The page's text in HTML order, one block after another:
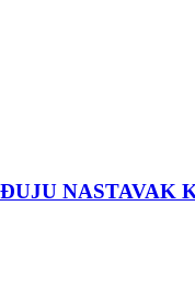
NASTAVAK